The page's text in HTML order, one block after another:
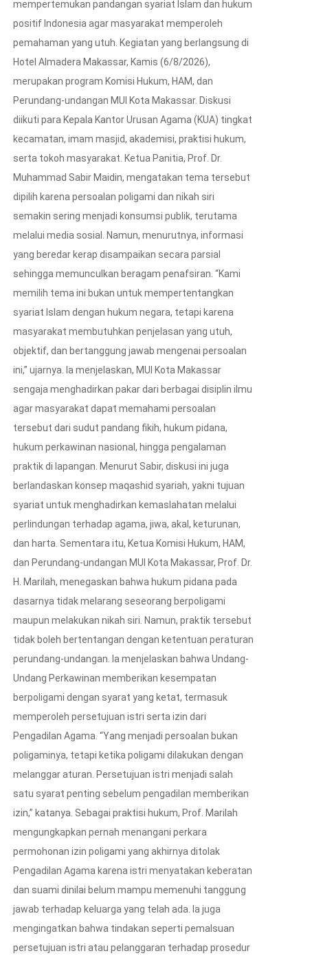
NEWS
Tak Ada Lelang Ulang,
Pemkot Makassar
Percepat...
mempertemukan pandangan syariat Islam dan hukum
positif Indonesia agar masyarakat memperoleh
pemahaman yang utuh. Kegiatan yang berlangsung di
Hotel Almadera Makassar, Kamis (6/8/2026),
merupakan program Komisi Hukum, HAM, dan
Perundang-undangan MUI Kota Makassar. Diskusi
diikuti para Kepala Kantor Urusan Agama (KUA) tingkat
kecamatan, imam masjid, akademisi, praktisi hukum,
serta tokoh masyarakat. Ketua Panitia, Prof. Dr.
Muhammad Sabir Maidin, mengatakan tema tersebut
dipilih karena persoalan poligami dan nikah siri
semakin sering menjadi konsumsi publik, terutama
melalui media sosial. Namun, menurutnya, informasi
yang beredar kerap disampaikan secara parsial
sehingga memunculkan beragam penafsiran. “Kami
memilih tema ini bukan untuk mempertentangkan
syariat Islam dengan hukum negara, tetapi karena
masyarakat membutuhkan penjelasan yang utuh,
objektif, dan bertanggung jawab mengenai persoalan
ini,” ujarnya. Ia menjelaskan, MUI Kota Makassar
sengaja menghadirkan pakar dari berbagai disiplin ilmu
agar masyarakat dapat memahami persoalan
tersebut dari sudut pandang fikih, hukum pidana,
hukum perkawinan nasional, hingga pengalaman
praktik di lapangan. Menurut Sabir, diskusi ini juga
berlandaskan konsep maqashid syariah, yakni tujuan
syariat untuk menghadirkan kemaslahatan melalui
perlindungan terhadap agama, jiwa, akal, keturunan,
dan harta. Sementara itu, Ketua Komisi Hukum, HAM,
dan Perundang-undangan MUI Kota Makassar, Prof. Dr.
H. Marilah, menegaskan bahwa hukum pidana pada
dasarnya tidak melarang seseorang berpoligami
maupun melakukan nikah siri. Namun, praktik tersebut
tidak boleh bertentangan dengan ketentuan peraturan
perundang-undangan. Ia menjelaskan bahwa Undang-
Undang Perkawinan memberikan kesempatan
berpoligami dengan syarat yang ketat, termasuk
memperoleh persetujuan istri serta izin dari
Pengadilan Agama. “Yang menjadi persoalan bukan
poligaminya, tetapi ketika poligami dilakukan dengan
melanggar aturan. Persetujuan istri menjadi salah
satu syarat penting sebelum pengadilan memberikan
izin,” katanya. Sebagai praktisi hukum, Prof. Marilah
mengungkapkan pernah menangani perkara
permohonan izin poligami yang akhirnya ditolak
Pengadilan Agama karena istri menyatakan keberatan
dan suami dinilai belum mampu memenuhi tanggung
jawab terhadap keluarga yang telah ada. Ia juga
mengingatkan bahwa tindakan seperti pemalsuan
persetujuan istri atau pelanggaran terhadap prosedur